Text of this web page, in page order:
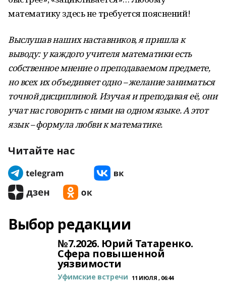
математику здесь не требуется пояснений!
Выслушав наших наставников, я пришла к
выводу: у каждого учителя математики есть
собственное мнение о преподаваемом предмете,
но всех их объединяет одно – желание заниматься
точной дисциплиной. Изучая и преподавая её, они
учат нас говорить с ними на одном языке. А этот
язык – формула любви к математике.
Читайте нас
Выбор редакции
№7.2026. Юрий Татаренко.
Сфера повышенной
уязвимости
Уфимские встречи 11 ИЮЛЯ , 06:44